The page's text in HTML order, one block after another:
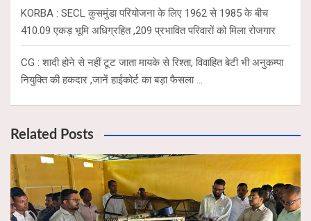
KORBA : SECL कुसमुंडा परियोजना के लिए 1962 से 1985 के बीच
410.09 एकड़ भूमि अधिग्रहित ,209 प्रभावित परिवारों को मिला रोजगार
CG : शादी होने से नहीं टूट जाता मायके से रिश्ता, विवाहित बेटी भी अनुकम्पा
नियुक्ति की हकदार ,जानें हाईकोर्ट का बड़ा फैसला …
Related Posts